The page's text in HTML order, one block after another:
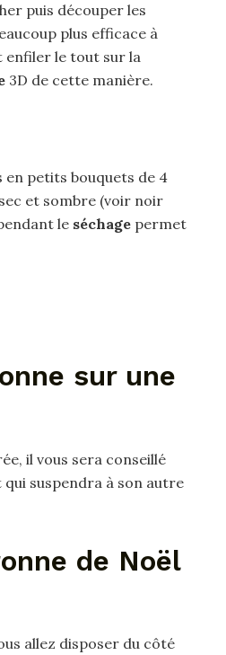
puis découper les
plus efficace à
enfiler le tout sur la
3D de cette manière.
en petits bouquets de 4
et sombre (voir noir
le séchage permet
sur une
il vous sera conseillé
qui suspendra à son autre
de Noël
allez disposer du côté